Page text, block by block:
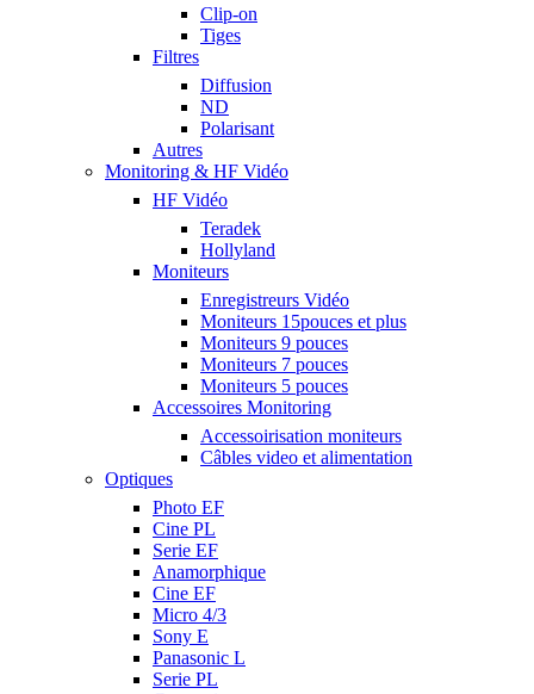
Clip-on
Tiges
Filtres
Diffusion
ND
Polarisant
Autres
Monitoring & HF Vidéo
HF Vidéo
Teradek
Hollyland
Moniteurs
Enregistreurs Vidéo
Moniteurs 15pouces et plus
Moniteurs 9 pouces
Moniteurs 7 pouces
Moniteurs 5 pouces
Accessoires Monitoring
Accessoirisation moniteurs
Câbles video et alimentation
Optiques
Photo EF
Cine PL
Serie EF
Anamorphique
Cine EF
Micro 4/3
Sony E
Panasonic L
Serie PL